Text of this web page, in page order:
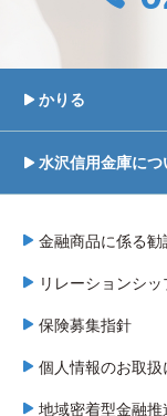
かりる
水沢信用金庫につ
金融商品に係る勧
リレーションシ
保険募集指針
個人情報のお取扱
地域密着型金融